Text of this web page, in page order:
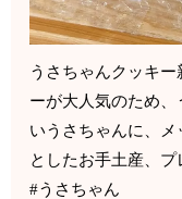
うさちゃんクッキ
ーが大人気のため
いうさちゃんに、
としたお手土産、
#うさちゃん